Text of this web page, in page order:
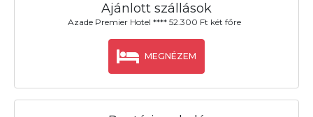
Ajánlott szállások
Azade Premier Hotel **** 52.300 Ft két főre
MEGNÉZEM